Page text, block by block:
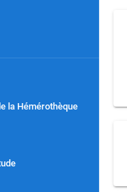
la Hémérothèque